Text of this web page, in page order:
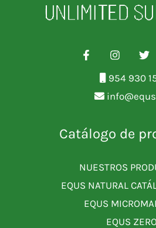
954 930
Catálogo de
NUESTROS
EQUS NATURAL
EQUS
EQUS ZERO